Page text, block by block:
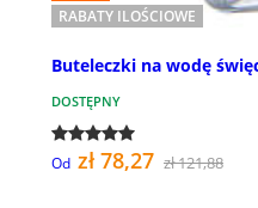
RABATY ILOŚCIOWE
Buteleczki na wodę
DOSTĘPNY
Od zł 78,27 zł 121,88